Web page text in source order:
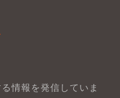
情報を発信していま